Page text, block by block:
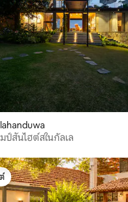
ป์สันไฮต์สในกัลเล